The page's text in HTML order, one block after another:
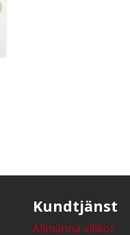
Kundtjänst
Allmänna villkor